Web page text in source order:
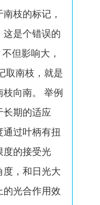
枝的标记，
这是个错误的
但影响大，
取南枝，就是
向南。
举例
长期的适应
过叶柄有扭
度的接受光
度，和日光大
的光合作用效